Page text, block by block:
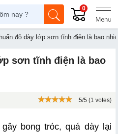
0
độ dày lớp sơn tĩnh điện là bao
sơn tĩnh điện là bao
5/5 (1 votes)
bong tróc, quá dày lại